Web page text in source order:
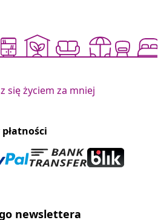
się życiem za mniej
newslettera